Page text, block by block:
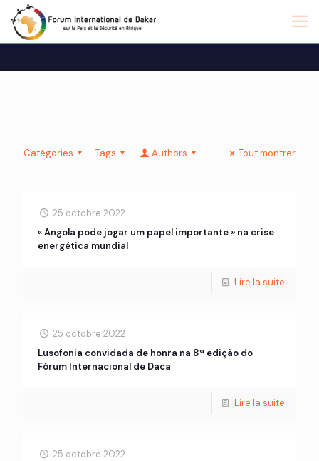
Catégories Tags Authors Tout montrer
25 octobre 2022
« Angola pode jogar um papel importante » na crise
energética mundial
Lire la suite
25 octobre 2022
Lusofonia convidada de honra na 8ª edição do
Fórum Internacional de Daca
Lire la suite
25 octobre 2022